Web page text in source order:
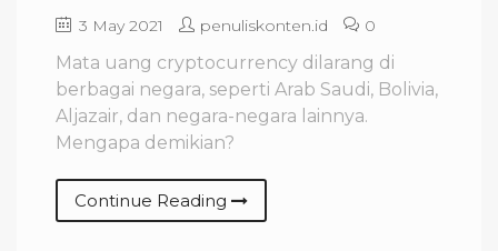
3 May 2021 penuliskonten.id 0
Mata uang cryptocurrency dilarang di
berbagai negara, seperti Arab Saudi, Bolivia,
Aljazair, dan negara-negara lainnya.
Mengapa demikian?
Continue Reading